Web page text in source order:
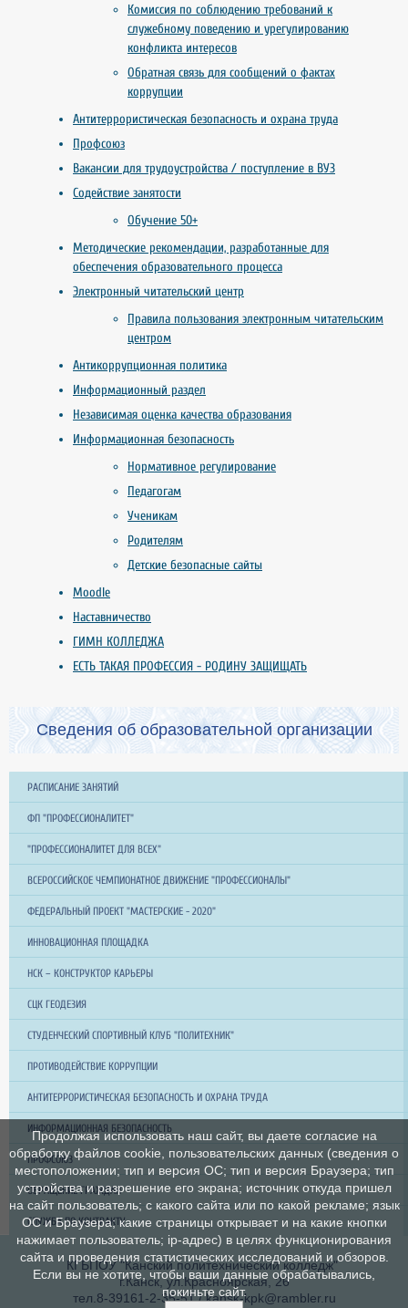
Комиссия по соблюдению требований к
служебному поведению и урегулированию
конфликта интересов
Обратная связь для сообщений о фактах
коррупции
Антитеррористическая безопасность и охрана труда
Профсоюз
Вакансии для трудоустройства / поступление в ВУЗ
Содействие занятости
Обучение 50+
Методические рекомендации, разработанные для
обеспечения образовательного процесса
Электронный читательский центр
Правила пользования электронным читательским
центром
Антикоррупционная политика
Информационный раздел
Независимая оценка качества образования
Информационная безопасность
Нормативное регулирование
Педагогам
Ученикам
Родителям
Детские безопасные сайты
Moodle
Наставничество
ГИМН КОЛЛЕДЖА
ЕСТЬ ТАКАЯ ПРОФЕССИЯ - РОДИНУ ЗАЩИЩАТЬ
Сведения об образовательной организации
РАСПИСАНИЕ ЗАНЯТИЙ
ФП "ПРОФЕССИОНАЛИТЕТ"
"ПРОФЕССИОНАЛИТЕТ ДЛЯ ВСЕХ"
ВСЕРОССИЙСКОЕ ЧЕМПИОНАТНОЕ ДВИЖЕНИЕ "ПРОФЕССИОНАЛЫ"
ФЕДЕРАЛЬНЫЙ ПРОЕКТ "МАСТЕРСКИЕ - 2020"
ИННОВАЦИОННАЯ ПЛОЩАДКА
НСК – КОНСТРУКТОР КАРЬЕРЫ
СЦК ГЕОДЕЗИЯ
СТУДЕНЧЕСКИЙ СПОРТИВНЫЙ КЛУБ "ПОЛИТЕХНИК"
ПРОТИВОДЕЙСТВИЕ КОРРУПЦИИ
АНТИТЕРРОРИСТИЧЕСКАЯ БЕЗОПАСНОСТЬ И ОХРАНА ТРУДА
ИНФОРМАЦИОННАЯ БЕЗОПАСНОСТЬ
ПРОФСОЮЗ
ОБРАЩЕНИЕ ГРАЖДАН
СЛУЖБА ПО КОНТРАКТУ
КГБПОУ "Канский политехнический колледж"
г.Канск, ул.Красноярская, 26
тел.8-39161-2-35-51 / kansk-kpk@rambler.ru
Продолжая использовать наш сайт, вы даете согласие на
обработку файлов cookie, пользовательских данных (сведения о
местоположении; тип и версия ОС; тип и версия Браузера; тип
устройства и разрешение его экрана; источник откуда пришел
на сайт пользователь; с какого сайта или по какой рекламе; язык
ОС и Браузера; какие страницы открывает и на какие кнопки
нажимает пользователь; ip-адрес) в целях функционирования
сайта и проведения статистических исследований и обзоров.
Если вы не хотите, чтобы ваши данные обрабатывались,
покиньте сайт.